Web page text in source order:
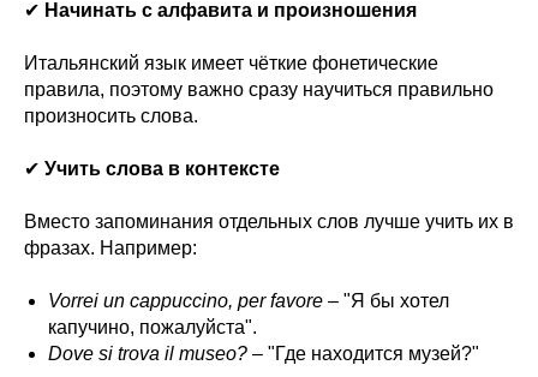
✔ Начинать с алфавита и произношения
Итальянский язык имеет чёткие фонетические
правила, поэтому важно сразу научиться правильно
произносить слова.
✔ Учить слова в контексте
Вместо запоминания отдельных слов лучше учить их в
фразах. Например:
Vorrei un cappuccino, per favore – "Я бы хотел
капучино, пожалуйста".
Dove si trova il museo? – "Где находится музей?"